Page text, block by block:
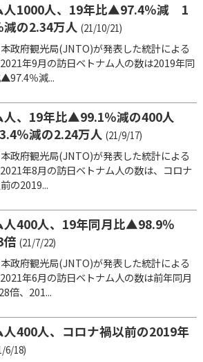
人1000人、19年比▲97.4％減 1
の2.34万人 (21/10/21)
政府観光局(JNTO)が発表した統計による
年9月の訪日ベトナム人の数は2019年同
％減...
人、19年比▲99.1％減の400人
％減の2.24万人 (21/9/17)
政府観光局(JNTO)が発表した統計による
年8月の訪日ベトナム人の数は、コロナ
の2019...
人400人、19年同月比▲98.9％
(21/7/22)
政府観光局(JNTO)が発表した統計による
年6月の訪日ベトナム人の数は前年同月
倍、201...
400人、コロナ禍以前の2019年
6/18)